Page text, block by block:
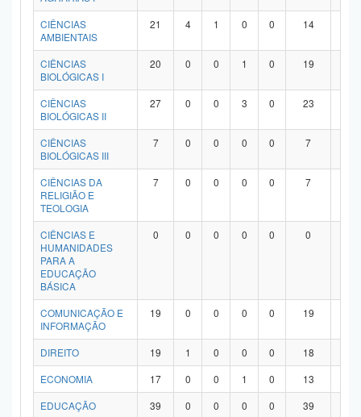
CIÊNCIAS
AMBIENTAIS
21 4 1 0 0 14
CIÊNCIAS
BIOLÓGICAS I
20 0 0 1 0 19
CIÊNCIAS
BIOLÓGICAS II
27 0 0 3 0 23
CIÊNCIAS
BIOLÓGICAS III
7 0 0 0 0 7
CIÊNCIAS DA
RELIGIÃO E
TEOLOGIA
7 0 0 0 0 7
CIÊNCIAS E
HUMANIDADES
PARA A
EDUCAÇÃO
BÁSICA
0 0 0 0 0 0
COMUNICAÇÃO E
INFORMAÇÃO
19 0 0 0 0 19
DIREITO 19 1 0 0 0 18
ECONOMIA
17 0 0 1 0 13
EDUCAÇÃO
39 0 0 0 0 39